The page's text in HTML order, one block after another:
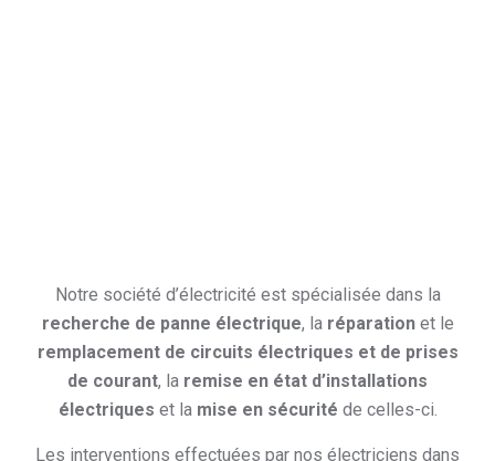
Notre société d’électricité est spécialisée dans la
recherche de panne électrique, la réparationet le
remplacement de circuits électriques et de prises
de courant, la remise en état d’installations
électriques et la mise en sécurité de celles-ci.
Les interventions effectuées par nos électriciens dans